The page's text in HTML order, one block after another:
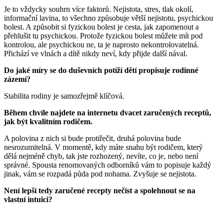
Je to vždycky souhrn více faktorů. Nejistota, stres, tlak okolí,
informační lavina, to všechno způsobuje větší nejistotu, psychickou
bolest. A způsobit si fyzickou bolest je cesta, jak zapomenout a
přehlušit tu psychickou. Protože fyzickou bolest můžete mít pod
kontrolou, ale psychickou ne, ta je naprosto nekontrolovatelná.
Přichází ve vlnách a dítě nikdy neví, kdy přijde další nával.
Do jaké míry se do duševních potíží dětí propisuje rodinné
zázemí?
Stabilita rodiny je samozřejmě klíčová.
Během chvíle najdete na internetu dvacet zaručených receptů,
jak být kvalitním rodičem.
A polovina z nich si bude protiřečit, druhá polovina bude
nesrozumitelná. V momentě, kdy máte snahu být rodičem, který
dělá nejméně chyb, tak jste rozhozený, nevíte, co je, nebo není
správné. Spousta renomovaných odborníků vám to popisuje každý
jinak, vám se rozpadá půda pod nohama. Zvyšuje se nejistota.
Není lepší tedy zaručené recepty nečíst a spolehnout se na
vlastní intuici?